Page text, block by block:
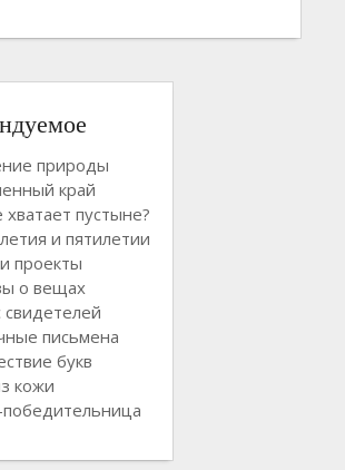
природы
край
хватает пустыне?
и пятилетии
проекты
о вещах
свидетелей
письмена
букв
кожи
победительница